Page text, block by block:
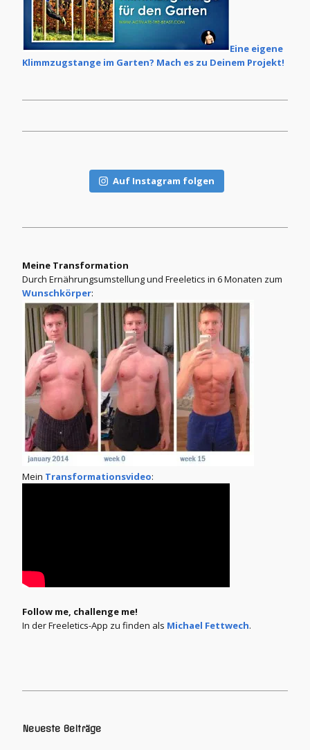
Eine eigene
Klimmzugstange im Garten? Mach es zu Deinem Projekt!
Auf Instagram folgen
Meine Transformation
Durch Ernährungsumstellung und Freeletics in 6 Monaten zum
Wunschkörper:
Mein Transformationsvideo:
Follow me, challenge me!
In der Freeletics-App zu finden als Michael Fettwech.
Neueste Beiträge